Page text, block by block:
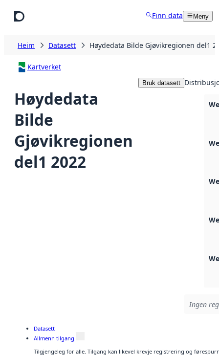
Finn data Meny
Heim Datasett Høydedata Bilde Gjøvikregionen del1
Kartverket
Høydedata
Bilde
Gjøvikregionen
del1 2022
Bruk datasett
Ingen
Datasett
Allmenn tilgang
Tilgjengeleg for alle. Tilgang kan likevel krevje registrering og